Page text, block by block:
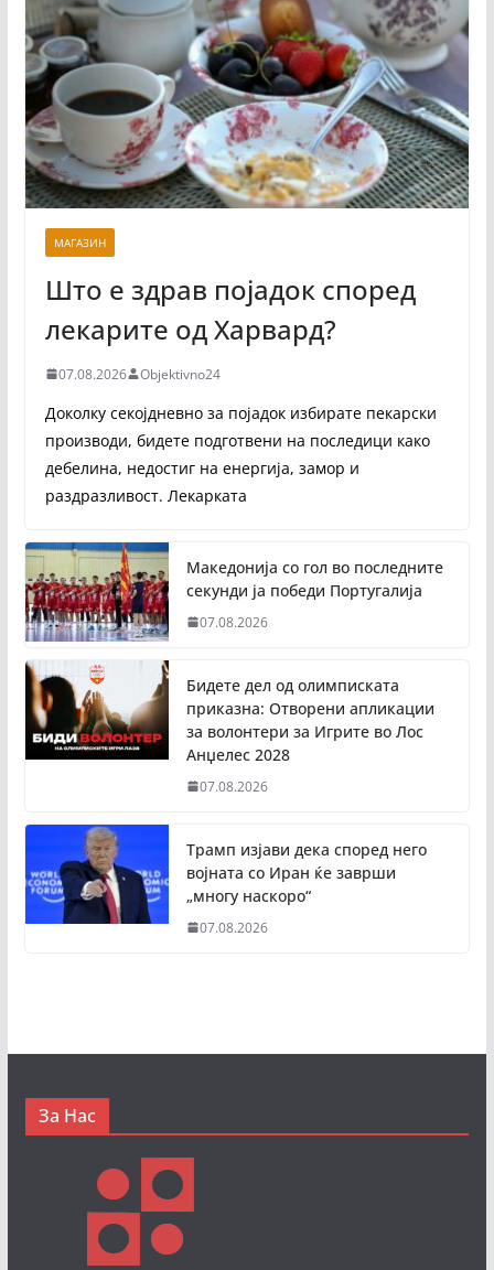
МАГАЗИН
Што е здрав појадок според
лекарите од Харвард?
07.08.2026 Objektivno24
Доколку секојдневно за појадок избирате пекарски
производи, бидете подготвени на последици како
дебелина, недостиг на енергија, замор и
раздразливост. Лекарката
Македонија со гол во последните
секунди ја победи Португалија
07.08.2026
Бидете дел од олимписката
приказна: Отворени апликации
за волонтери за Игрите во Лос
Анџелес 2028
07.08.2026
Трамп изјави дека според него
војната со Иран ќе заврши
„многу наскоро“
07.08.2026
За Нас